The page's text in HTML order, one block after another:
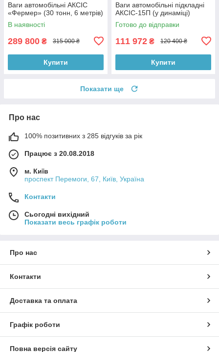
Ваги автомобільні АКСІС
«Фермер» (30 тонн, 6 метрів)
В наявності
289 800 ₴ 315 000 ₴
Купити
Ваги автомобільні підкладні
АКСІС-15П (у динаміці)
Готово до відправки
111 972 ₴ 120 400 ₴
Купити
Показати ще
Про нас
100% позитивних з 285 відгуків за рік
Працює з 20.08.2018
м. Київ
проспект Перемоги, 67, Київ, Україна
Контакти
Сьогодні вихідний
Показати весь графік роботи
Про нас
Контакти
Доставка та оплата
Графік роботи
Повна версія сайту